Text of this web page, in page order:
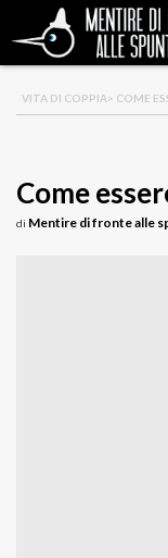
VITA DI COPPIA> COME
Come
di Mentire di fronte alle